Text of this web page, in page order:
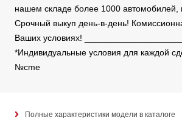
нашем складе более 1000 автомобилей,
Срочный выкуп день-в-день!
Ваших условиях!
*Индивидуальные условия для каждой
№cme
Полные характеристики модели в каталоге